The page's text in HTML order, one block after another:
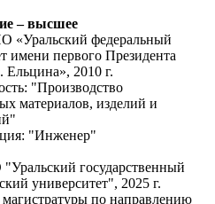
– высшее
федеральный
имени первого Президента
2010 г.
"Производство
материалов, изделий и
"Инженер"
государственный
университет", 2025 г.
по направлению